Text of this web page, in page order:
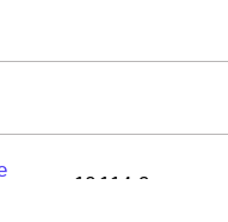
10 114 €